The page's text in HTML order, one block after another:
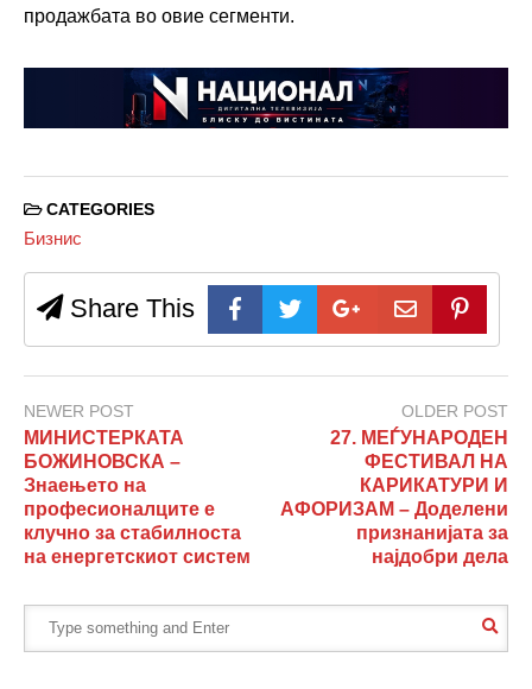
продажбата во овие сегменти.
CATEGORIES
Бизнис
Share This
NEWER POST
МИНИСТЕРКАТА
БОЖИНОВСКА –
Знаењето на
професионалците е
клучно за стабилноста
на енергетскиот систем
OLDER POST
27. МЕЃУНАРОДЕН
ФЕСТИВАЛ НА
КАРИКАТУРИ И
АФОРИЗАМ – Доделени
признанијата за
најдобри дела